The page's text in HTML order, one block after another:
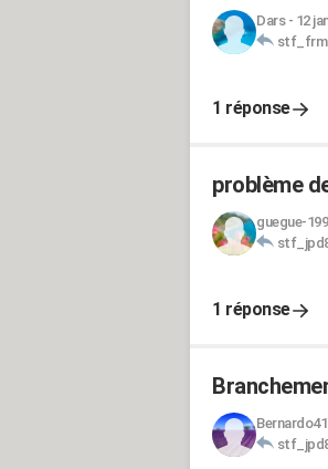
Dars- 12
1 réponse
problème
guegue-
1 réponse
Bernardo41